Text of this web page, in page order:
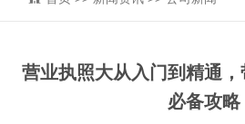
营业执照大从入门到精通
必备攻略